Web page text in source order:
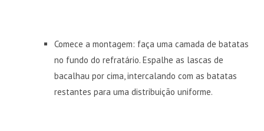
Comece a montagem: faça uma camada de batatas
no fundo do refratário. Espalhe as lascas de
bacalhau por cima, intercalando com as batatas
restantes para uma distribuição uniforme.